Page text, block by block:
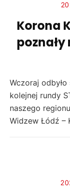
Korona
poznały
Wczoraj
kolejnej rundy
naszego
Widzew Łódź –